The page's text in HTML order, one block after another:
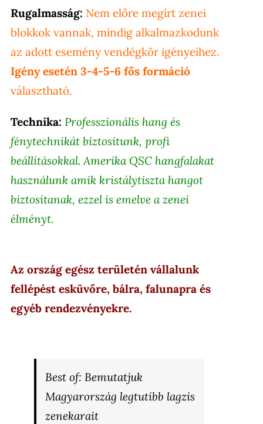
Rugalmasság: Nem előre megírt zenei
blokkok vannak, mindig alkalmazkodunk
az adott esemény vendégkör igényeihez.
Igény esetén 3-4-5-6 fős formáció
választható.
Technika: Professzionális hang és
fénytechnikát biztosítunk, profi
beállításokkal. Amerika QSC hangfalakat
használunk amik kristálytiszta hangot
biztosítanak, ezzel is emelve a zenei
élményt.
Az ország egész területén vállalunk
fellépést esküvőre, bálra, falunapra és
egyéb rendezvényekre.
Best of: Bemutatjuk
Magyarország legtutibb lagzis
zenekarait